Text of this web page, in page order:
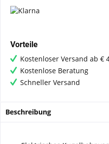
Vorteile
Kostenloser Versand ab €
Kostenlose Beratung
Schneller Versand
Beschreibung